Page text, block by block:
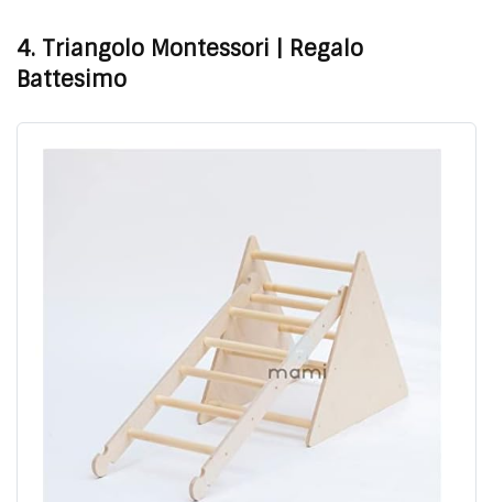
4. Triangolo Montessori
| Regalo
Battesimo